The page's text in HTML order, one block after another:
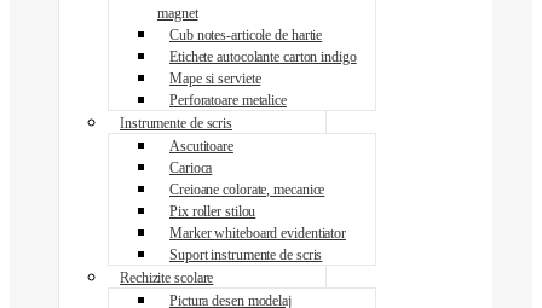
magnet
Cub notes-articole de hartie
Etichete autocolante carton indigo
Mape si serviete
Perforatoare metalice
Instrumente de scris
Ascutitoare
Carioca
Creioane colorate, mecanice
Pix roller stilou
Marker whiteboard evidentiator
Suport instrumente de scris
Rechizite scolare
Pictura desen modelaj